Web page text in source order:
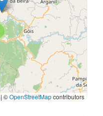
|©OpenStreetMapcontributors